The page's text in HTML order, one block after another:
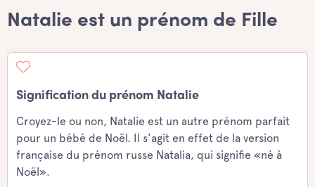
Natalie est un prénom de Fille
Signification du prénom Natalie
Croyez-le ou non, Natalie est un autre prénom parfait
pour un bébé de Noël. Il s'agit en effet de la version
française du prénom russe Natalia, qui signifie «né à
Noël».